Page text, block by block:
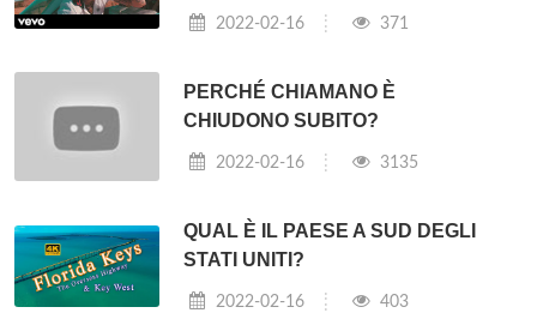
2022-02-16 371
PERCHÉ CHIAMANO È
CHIUDONO SUBITO?
2022-02-16 3135
QUAL È IL PAESE A SUD DEGLI
STATI UNITI?
2022-02-16 403